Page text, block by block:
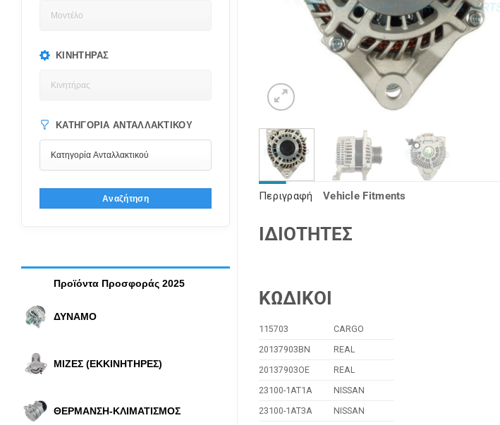
ΚΙΝΗΤΉΡΑΣ
ΚΑΤΗΓΟΡΊΑ ΑΝΤΑΛΛΑΚΤΙΚΟΎ
Αναζήτηση
Προϊόντα Προσφοράς 2025
ΔΥΝΑΜΟ
ΜΙΖΕΣ (ΕΚΚΙΝΗΤΗΡΕΣ)
ΘΕΡΜΑΝΣΗ-ΚΛΙΜΑΤΙΣΜΟΣ
Περιγραφή Vehicle Fitments
ΙΔΙΟΤΗΤΕΣ
ΚΩΔΙΚΟΙ
115703
CARGO
20137903BN
REAL
20137903OE
REAL
23100-1AT1A
NISSAN
23100-1AT3A
NISSAN